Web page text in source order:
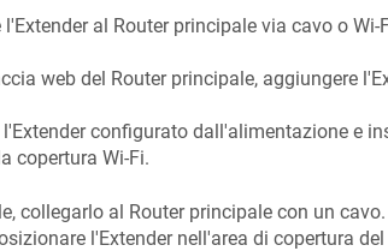
l'Extender al Router principale via cavo o Wi-
web del Router principale, aggiungere
configurato dall'alimentazione e
copertura Wi-Fi.
collegarlo al Router principale con un
l'Extender nell'area di copertura